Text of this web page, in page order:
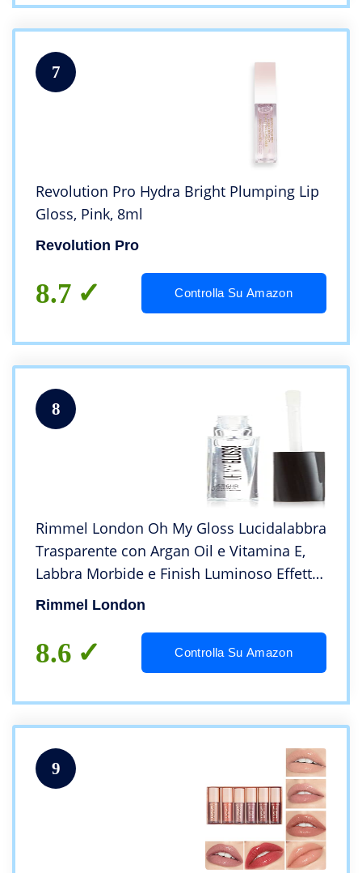
7
Revolution Pro Hydra Bright Plumping Lip
Gloss, Pink, 8ml
Revolution Pro
8.7 Controlla Su Amazon
8
Rimmel London Oh My Gloss Lucidalabbra
Trasparente con Argan Oil e Vitamina E,
Labbra Morbide e Finish Luminoso Effetto
3D, 800 Crystal Clear, 6.5 ml
Rimmel London
8.6 Controlla Su Amazon
9